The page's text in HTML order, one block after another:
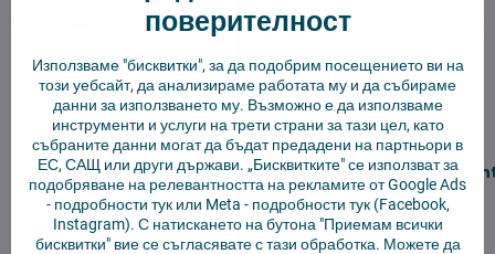
Преходна планка за
роботизирана
прахосмукачка
В наличност
13,56 €
iRobot Roomba Combo
705/505/405/205/105/
странична четка 2 бр.
В наличност
10,63 €
поверителност
Използваме "бисквитки", за да подобрим посещението ви на
този уебсайт, да анализираме работата му и да събираме
данни за използването му. Възможно е да използваме
инструменти и услуги на трети страни за тази цел, като
събраните данни могат да бъдат предадени на партньори в
ЕС, САЩ или други държави. „Бисквитките" се използват за
подобряване на релевантността на рекламите от Google Ads
- подробности тукили Meta - подробности тук(Facebook,
Instagram). С натискането на бутона "Приемам всички
бисквитки" вие се съгласявате с тази обработка. Можете да